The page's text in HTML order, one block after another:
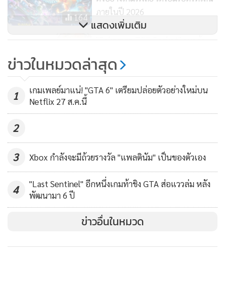
เผาอีกฝ่ายให้วอดวายด้วยเปลวไฟอันร้อนแรง
เมก้ามาฟ็อกซีบุกโจมตีโดยประสานกับกิ่งไม้ทั้ง 2 กิ่งที่ติดไฟและ
ลอยอยู่ได้อย่างเชี่ยวชาญ นอกจากนี้ยังสามารถควบคุมเปลวไฟ
จำนวนมากให้เคลื่อนไหวอย่างอิสระ ทำให้คู่ต่อสู้สับสนยิ่งขึ้น
และเมื่อผสมผสานกับเปลวไฟที่พ่นออกมาจากปาก จะกลายเป็น
ลูกบอลเพลิงขนาดยักษ์ที่โอบล้อมและเผาทำลายคู่ต่อสู้ให้มอด
ไหม้อย่างรุนแรง
■ร่างวิวัฒนาการเมก้าของโปเกมอนนินจา เก็คโคกะ "เมก้าเก็คโค
กะ"
164
ภายในปี 2026
95
"Pokemon TCG Pocket" ยอมรับ
การ์ดชุดใหม่
แสดงเพิ่มเติม
ข่าวในหมวดล่าสุด
1
เกมเพลย์มาแน่! "GTA 6" เตรียมปล่อยตัวอย่างใหม่บน
Netflix 27 ส.ค.นี้
2
3 Xbox กำลังจะมีถ้วยรางวัล "แพลตินัม" เป็นของตัวเอง
4
"Last Sentinel" อีกหนึ่งเกมท้าชิง GTA ส่อแววล่ม หลัง
พัฒนามา 6 ปี
ข่าวอื่นในหมวด